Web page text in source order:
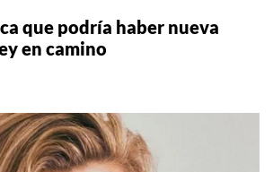
que podría haber nueva
en camino